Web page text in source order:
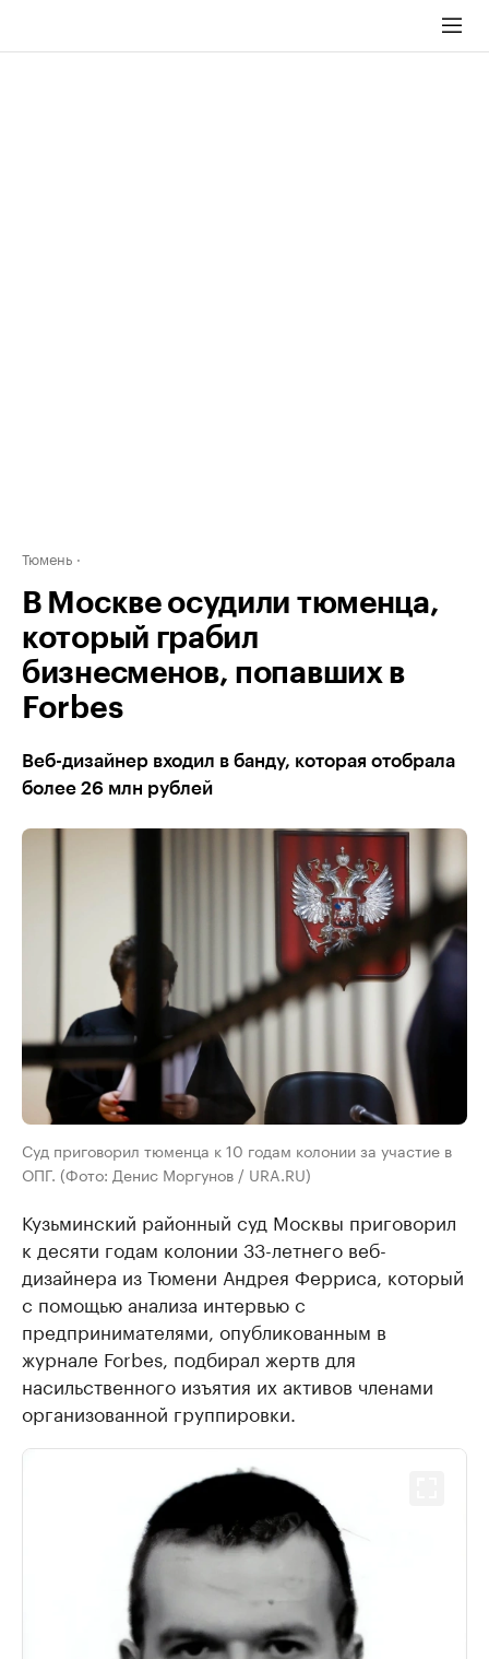
Тюмень
В Москве осудили тюменца,
который грабил
бизнесменов, попавших в
Forbes
Веб-дизайнер входил в банду, которая отобрала
более 26 млн рублей
Суд приговорил тюменца к 10 годам колонии за участие в
ОПГ. (Фото: Денис Моргунов / URA.RU)
Кузьминский районный суд Москвы приговорил
к десяти годам колонии 33-летнего веб-
дизайнера из Тюмени Андрея Ферриса, который
с помощью анализа интервью с
предпринимателями, опубликованным в
журнале Forbes, подбирал жертв для
насильственного изъятия их активов членами
организованной группировки.